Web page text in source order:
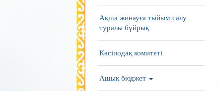
Ақша жинауға тыйым салу
туралы бұйрық
Кәсіподақ комитеті
Ашық бюджет